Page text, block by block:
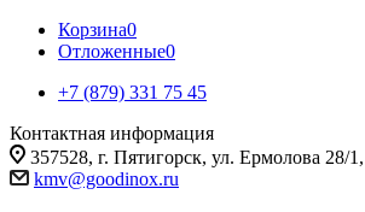
Корзина0
Отложенные0
+7 (879) 331 75 45
Контактная информация
357528, г. Пятигорск, ул. Ермолова 28/
kmv@goodinox.ru